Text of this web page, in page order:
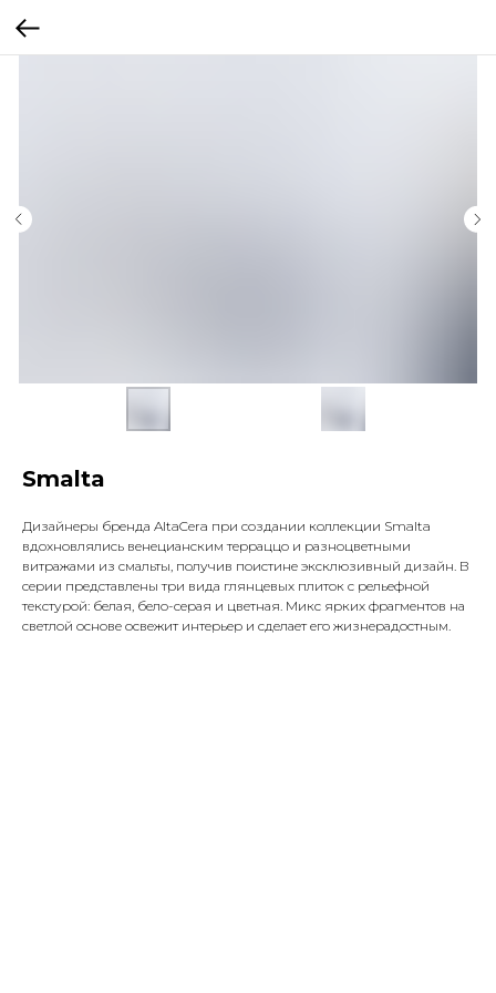
Smalta
Дизайнеры бренда AltaCera при создании коллекции Smalta
вдохновлялись венецианским терраццо и разноцветными
витражами из смальты, получив поистине эксклюзивный дизайн. В
серии представлены три вида глянцевых плиток с рельефной
текстурой: белая, бело-серая и цветная. Микс ярких фрагментов на
светлой основе освежит интерьер и сделает его жизнерадостным.